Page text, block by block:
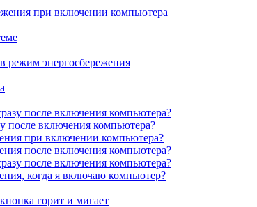
при включении компьютера
режим энергосбережения
после включения компьютера?
после включения компьютера?
при включении компьютера?
после включения компьютера?
после включения компьютера?
когда я включаю компьютер?
горит и мигает